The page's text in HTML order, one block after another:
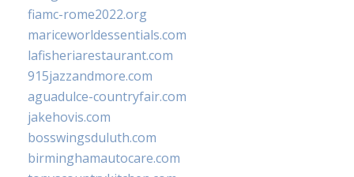
fiamc-rome2022.org
mariceworldessentials.com
lafisheriarestaurant.com
915jazzandmore.com
aguadulce-countryfair.com
jakehovis.com
bosswingsduluth.com
birminghamautocare.com